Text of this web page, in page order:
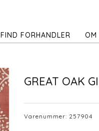
FIND FORHANDLER OM
GREAT OAK
Varenummer: 257904